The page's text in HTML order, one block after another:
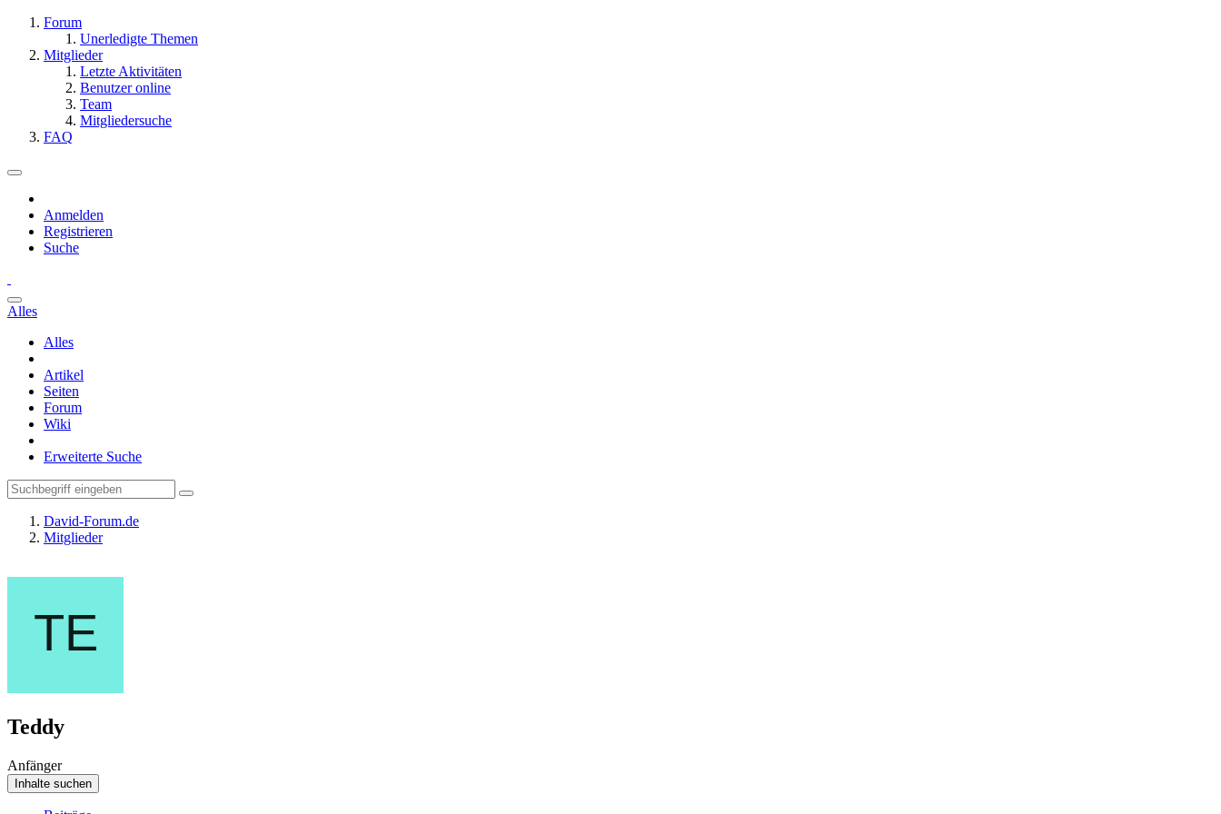
Forum
Unerledigte Themen
Mitglieder
Letzte Aktivitäten
Benutzer online
Team
Mitgliedersuche
FAQ
Anmelden
Registrieren
Suche
Alles
Alles
Artikel
Seiten
Forum
Wiki
Erweiterte Suche
David-Forum.de
Mitglieder
Teddy
Anfänger
Inhalte suchen